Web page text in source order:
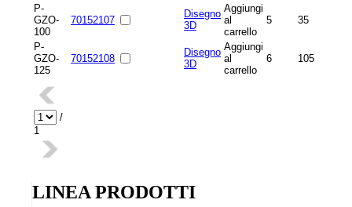
P-
GZO-
100
70152107
Disegno
3D
Aggiungi
al
carrello
5 35
P-
GZO-
125
70152108
Disegno
3D
Aggiungi
al
carrello
6 105
/
1
LINEA PRODOTTI